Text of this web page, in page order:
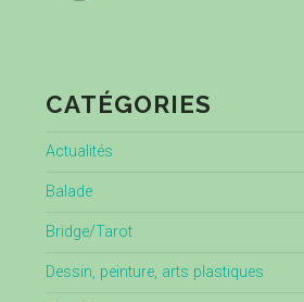
CATÉGORIES
Actualités
Balade
Bridge/Tarot
Dessin, peinture, arts plastiques